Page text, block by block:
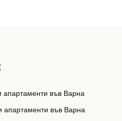
апартаменти във Варна
апартаменти във Варна